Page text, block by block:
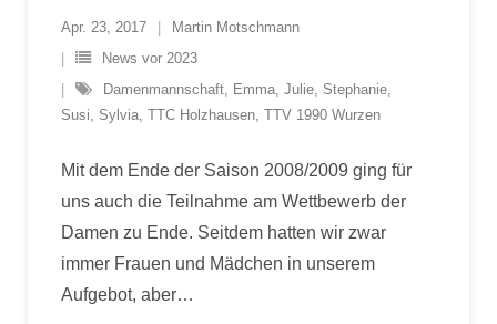
Apr. 23, 2017
Martin Motschmann
News vor 2023
Damenmannschaft, Emma, Julie, Stephanie,
Susi, Sylvia, TTC Holzhausen, TTV 1990 Wurzen
Mit dem Ende der Saison 2008/2009 ging für
uns auch die Teilnahme am Wettbewerb der
Damen zu Ende. Seitdem hatten wir zwar
immer Frauen und Mädchen in unserem
Aufgebot, aber…